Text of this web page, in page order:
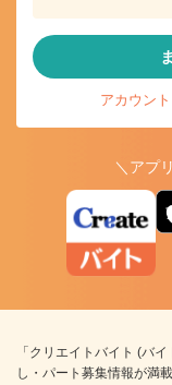
アカウン
＼アプ
「クリエイトバイト (バ
し・パート募集情報が満